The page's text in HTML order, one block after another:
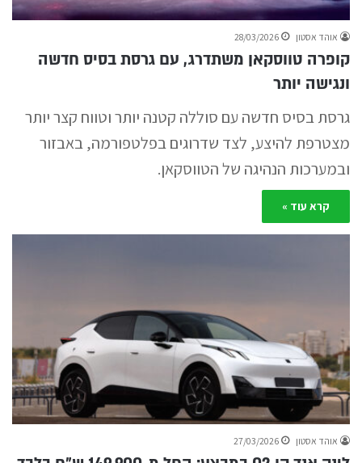
אוהד אסטון 28/03/2026
קופרה טווסקאן משתדרג, עם גרסת בסיס חדשה
ונגישה יותר
גרסת בסיס חדשה עם סוללה קטנה יותר וטווח קצר יותר
מצטרפת להיצע, לצד שדרוגים בפלטפורמה, באבזור
ובמערכות הנהיגה של הטווסקאן.
קרא עוד »
אוהד אסטון 27/03/2026